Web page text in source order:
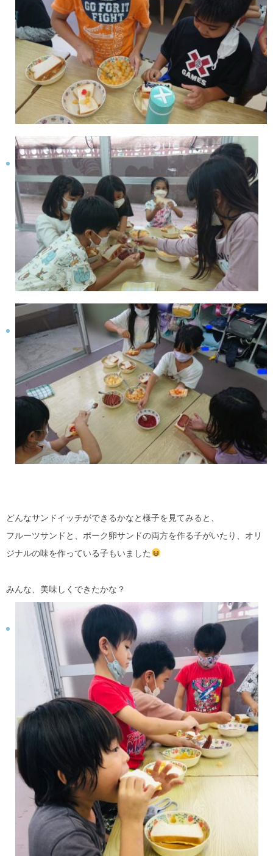
どんなサンドイッチができるかなと様子を見てみると、
フルーツサンドと、ポーク卵サンドの両方を作る子がいたり、オリ
ジナルの味を作っている子もいました
みんな、美味しくできたかな？